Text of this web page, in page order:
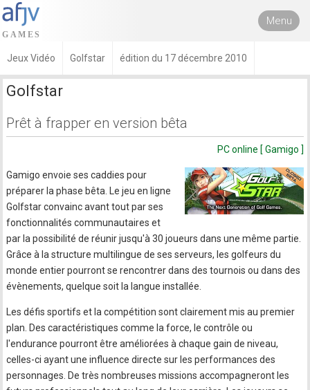
Menu
Jeux Vidéo Golfstar édition du 17 décembre 2010
Golfstar
Prêt à frapper en version bêta
PC online [ Gamigo ]
Gamigo envoie ses caddies pour
préparer la phase bêta. Le jeu en ligne
Golfstar convainc avant tout par ses
fonctionnalités communautaires et
par la possibilité de réunir jusqu'à 30 joueurs dans une même partie.
Grâce à la structure multilingue de ses serveurs, les golfeurs du
monde entier pourront se rencontrer dans des tournois ou dans des
évènements, quelque soit la langue installée.
Les défis sportifs et la compétition sont clairement mis au premier
plan. Des caractéristiques comme la force, le contrôle ou
l'endurance pourront être améliorées à chaque gain de niveau,
celles-ci ayant une influence directe sur les performances des
personnages. De très nombreuses missions accompagneront les